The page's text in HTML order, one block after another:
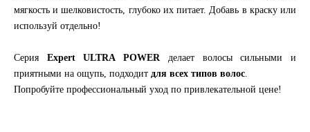
мягкость и шелковистость, глубоко их питает. Добавь в краску или
используй отдельно!
Серия Expert ULTRA POWER делает волосы сильными и
приятными на ощупь, подходит для всех типов волос
Попробуйте профессиональный уход по привлекательной цене!